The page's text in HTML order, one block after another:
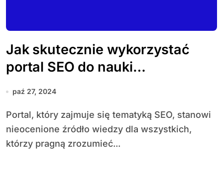
Jak skutecznie wykorzystać
portal SEO do nauki
pozycjonowania stron
paź 27, 2024
Portal, który zajmuje się tematyką SEO, stanowi
nieocenione źródło wiedzy dla wszystkich,
którzy pragną zrozumieć...